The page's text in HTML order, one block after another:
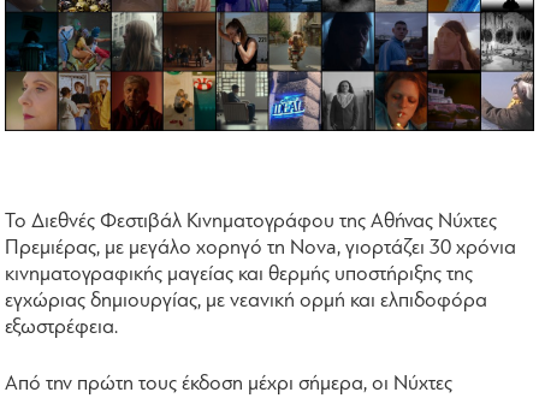
Το Διεθνές Φεστιβάλ Κινηματογράφου της Αθήνας Νύχτες
Πρεμιέρας, με μεγάλο χορηγό τη Nova, γιορτάζει 30 χρόνια
κινηματογραφικής μαγείας και θερμής υποστήριξης της
εγχώριας δημιουργίας, με νεανική ορμή και ελπιδοφόρα
εξωστρέφεια.
Από την πρώτη τους έκδοση μέχρι σήμερα, οι Νύχτες